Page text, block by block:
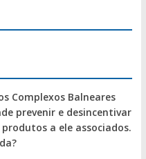
Complexos Balneares
prevenir e desincentivar
a ele associados.